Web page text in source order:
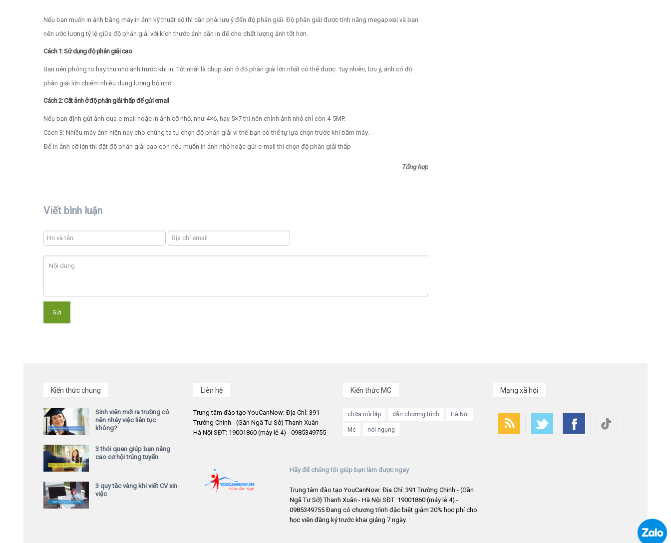
Nếu bạn muốn in ảnh bằng máy in ảnh kỹ thuật số thì cần phải lưu ý đến độ phân giải. Độ phân giải được tính năng megapixel và bạn
nên ước lượng tỷ lệ giữa độ phân giải với kích thước ảnh cần in để cho chất lượng ảnh tốt hơn.
Cách 1: Sử dụng độ phân giải cao
Bạn nên phóng to hay thu nhỏ ảnh trước khi in. Tốt nhất là chụp ảnh ở độ phân giải lớn nhất có thể được. Tuy nhiên, lưu ý, ảnh có độ
phân giải lớn chiếm nhiều dung lượng bộ nhớ.
Cách 2: Cắt ảnh ở độ phân giải thấp để gửi email
Nếu bạn định gửi ảnh qua e-mail hoặc in ảnh cỡ nhỏ, như 4×6, hay 5×7 thì nên chỉnh ảnh nhỏ chỉ còn 4-5MP.
Cách 3: Nhiều máy ảnh hiện nay cho chúng ta tự chọn độ phân giải vì thế bạn có thể tự lựa chọn trước khi bấm máy.
Để in ảnh cỡ lớn thì đặt độ phân giải cao còn nếu muốn in ảnh nhỏ hoặc gửi e-mail thì chọn độ phân giải thấp
Tổng hợp
Viết bình luận
Kiến thức chung
Sinh viên mới ra trường có
nên nhảy việc liên tục
không?
3 thói quen giúp bạn nâng
cao cơ hội trúng tuyển
3 quy tắc vàng khi viết CV xin
việc
Liên hệ
Trung tâm đào tạo YouCanNow: Địa Chỉ: 391
Trường Chinh - (Gần Ngã Tư Sở) Thanh Xuân -
Hà Nội SĐT: 19001860 (máy lẻ 4) - 0985349755
Kiến thức MC
chữa nói lắp dẫn chương trình Hà Nội
Mc nói ngọng
Mạng xã hội
Hãy để chúng tôi giúp bạn làm được ngay
Trung tâm đào tạo YouCanNow: Địa Chỉ: 391 Trường Chinh - (Gần
Ngã Tư Sở) Thanh Xuân - Hà Nội SĐT: 19001860 (máy lẻ 4) -
0985349755 Đang có chương trình đặc biệt giảm 20% học phí cho
học viên đăng ký trước khai giảng 7 ngày.